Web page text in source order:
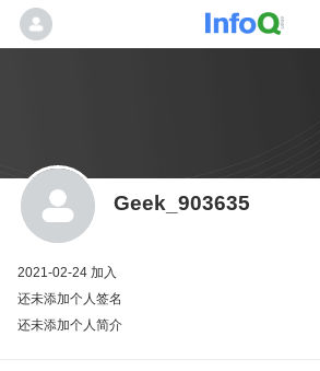
Geek_903635
2021-02-24 加入
还未添加个人签名
还未添加个人简介